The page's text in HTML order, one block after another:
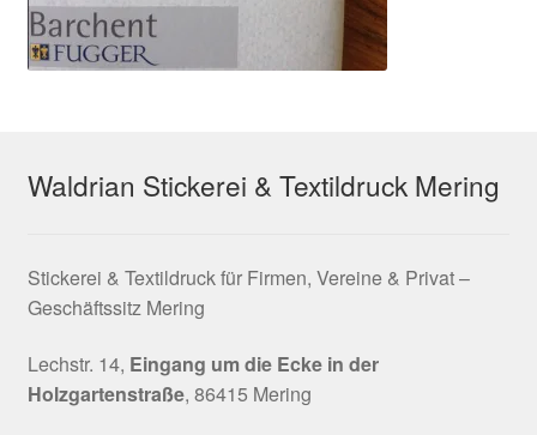
Waldrian Stickerei & Textildruck Mering
Stickerei & Textildruck für Firmen, Vereine & Privat –
Geschäftssitz Mering
Lechstr. 14, Eingang um die Ecke in der
Holzgartenstraße, 86415 Mering